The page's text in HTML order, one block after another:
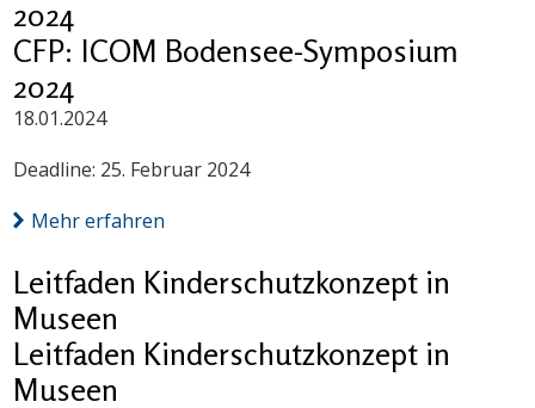
2024
CFP: ICOM Bodensee-Symposium
2024
18.01.2024
Deadline: 25. Februar 2024
Mehr erfahren
Leitfaden Kinderschutzkonzept in
Museen
Leitfaden Kinderschutzkonzept in
Museen